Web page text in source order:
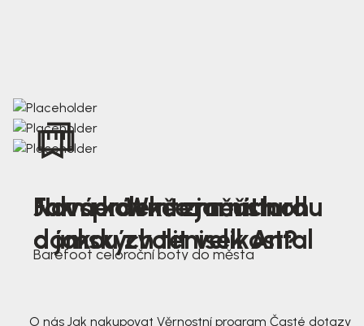
Nová kolekce jarních
dámských tenisek Antal
Jak správně změřit nohu
a jakou zvolit velikost?
Farmer Winter mustard
Barefoot celoroční boty do města
O nás Jak nakupovat Věrnostní program Časté dotazy